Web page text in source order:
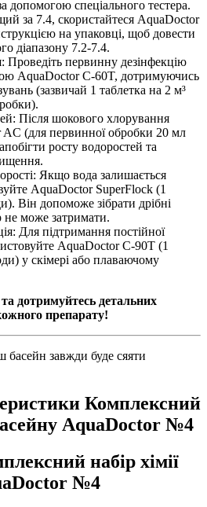
допомогою спеціального тестера.
за 7.4, скористайтеся AquaDoctor
на упаковці, щоб довести
діапазону 7.2-7.4.
первинну дезінфекцію
AquaDoctor C-60T, дотримуючись
(зазвичай 1 таблетка на 2 м³
Після шокового хлорування
AC (для первинної обробки 20 мл
росту водоростей та
Якщо вода залишається
AquaDoctor SuperFlock (1
Він допоможе зібрати дрібні
не може затримати.
Для підтримання постійної
AquaDoctor C-90T (1
у скімері або плаваючому
дотримуйтесь детальних
препарату!
завжди буде сяяти
Комплексний
AquaDoctor №4
набір хімії
№4